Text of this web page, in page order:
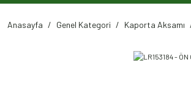
Anasayfa Genel Kategori Kaporta Aksamı